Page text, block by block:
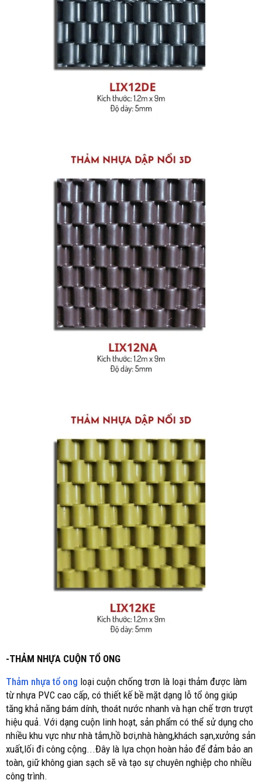
-THẢM NHỰA CUỘN TỔ ONG
Thảm nhựa tổ ong loại cuộn chống trơn là loại thảm được làm
từ nhựa PVC cao cấp, có thiết kế bề mặt dạng lỗ tổ ông giúp
tăng khả năng bám dính, thoát nước nhanh và hạn chế trơn trượt
hiệu quả. Với dạng cuộn linh hoạt, sản phẩm có thể sử dụng cho
nhiều khu vực như nhà tắm,hồ bơi,nhà hàng,khách sạn,xưởng sản
xuất,lối đi công cộng...Đây là lựa chọn hoàn hảo để đảm bảo an
toàn, giữ không gian sạch sẽ và tạo sự chuyên nghiệp cho nhiều
công trình.